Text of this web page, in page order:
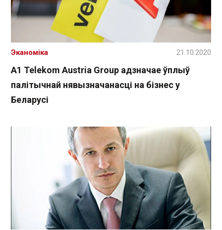
A1 Telekom Austria Group адзначае ўплыў
палітычнай нявызначанасці на бізнес у
Беларусі
Эканоміка 21.10.2020